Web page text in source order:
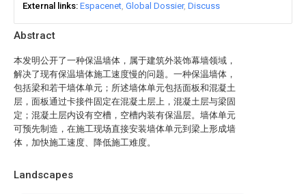
Abstract
本发明公开了一种保温墙体，属于建筑外装饰幕墙领域，
解决了现有保温墙体施工速度慢的问题。一种保温墙体，
包括梁和若干墙体单元；所述墙体单元包括面板和混凝土
层，面板通过卡接件固定在混凝土层上，混凝土层与梁固
定；混凝土层内设有空槽，空槽内装有保温层。墙体单元
可预先制造，在施工现场直接安装墙体单元到梁上形成墙
体，加快施工速度、降低施工难度。
Landscapes
External links Espacenet Global Dossier Discuss